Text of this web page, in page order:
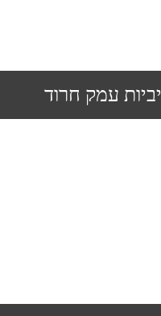
עמק חרוד